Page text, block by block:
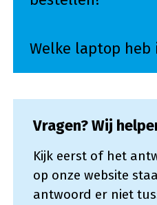
Welke laptop heb
Vragen? Wij
Kijk eerst of het
op onze website
antwoord er niet